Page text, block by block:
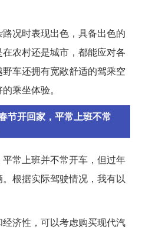
况时表现出色，具备出色的
农村还是城市，都能应对各
车还拥有宽敞舒适的驾乘空
乘坐体验。
节开回家，平常上班不常
常上班并不常开车，但过年
根据实际驾驶情况，我有以
济性，可以考虑购买现代汽